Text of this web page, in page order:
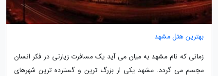
بهترین هتل مشهد
زمانی که نام مشهد به میان می آید یک مسافرت زیارتی در فکر انسان
مجسم می گردد. مشهد یکی از بزرگ ترین و گسترده ترین شهرهای